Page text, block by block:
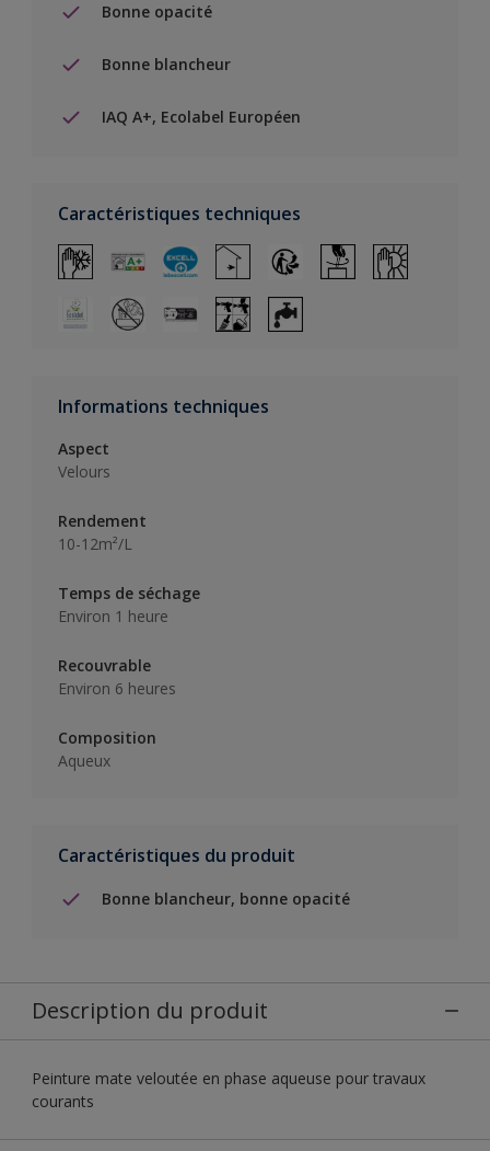
Bonne opacité
Bonne blancheur
IAQ A+, Ecolabel Européen
Caractéristiques techniques
Informations techniques
Aspect
Velours
Rendement
10-12m²/L
Temps de séchage
Environ 1 heure
Recouvrable
Environ 6 heures
Composition
Aqueux
Caractéristiques du produit
Bonne blancheur, bonne opacité
Description du produit
Peinture mate veloutée en phase aqueuse pour travaux
courants